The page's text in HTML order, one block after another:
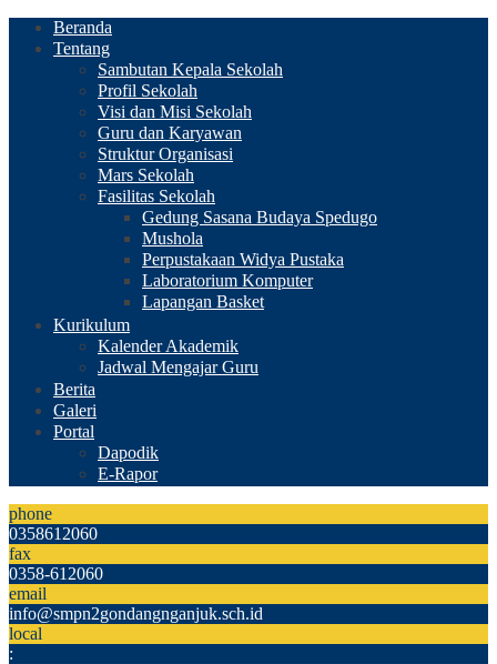
Beranda
Tentang
Sambutan Kepala Sekolah
Profil Sekolah
Visi dan Misi Sekolah
Guru dan Karyawan
Struktur Organisasi
Mars Sekolah
Fasilitas Sekolah
Gedung Sasana Budaya Spedugo
Mushola
Perpustakaan Widya Pustaka
Laboratorium Komputer
Lapangan Basket
Kurikulum
Kalender Akademik
Jadwal Mengajar Guru
Berita
Galeri
Portal
Dapodik
E-Rapor
phone
0358612060
fax
0358-612060
email
info@smpn2gondangnganjuk.sch.id
local
: